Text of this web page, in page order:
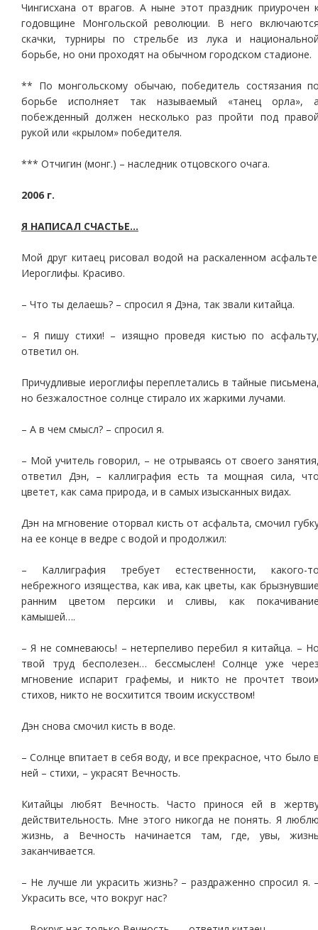
Чингисхана от врагов. А ныне этот праздник приурочен
годовщине Монгольской революции. В него
скачки, турниры по стрельбе из лука и
борьбе, но они проходят на обычном городском стадионе.
** По монгольскому обычаю, победитель состязания
борьбе исполняет так называемый «танец орла»,
побежденный должен несколько раз пройти под
рукой или «крылом» победителя.
*** Отчигин (монг.) – наследник отцовского очага.
2006 г.
Я НАПИСАЛ СЧАСТЬЕ…
Мой друг китаец рисовал водой на раскаленном
Иероглифы. Красиво.
– Что ты делаешь? – спросил я Дэна, так звали китайца.
– Я пишу стихи! – изящно проведя кистью по
ответил он.
Причудливые иероглифы переплетались в тайные
но безжалостное солнце стирало их жаркими лучами.
– А в чем смысл? – спросил я.
– Мой учитель говорил, – не отрываясь от своего
ответил Дэн, – каллиграфия есть та мощная сила,
цветет, как сама природа, и в самых изысканных видах.
Дэн на мгновение оторвал кисть от асфальта, смочил
на ее конце в ведре с водой и продолжил:
– Каллиграфия требует естественности, какого-
небрежного изящества, как ива, как цветы, как
ранним цветом персики и сливы, как
камышей….
– Я не сомневаюсь! – нетерпеливо перебил я китайца. –
твой труд бесполезен… бессмыслен! Солнце уже
мгновение испарит графемы, и никто не прочтет
стихов, никто не восхитится твоим искусством!
Дэн снова смочил кисть в воде.
– Солнце впитает в себя воду, и все прекрасное, что было
ней – стихи, – украсят Вечность.
Китайцы любят Вечность. Часто принося ей в
действительность. Мне этого никогда не понять. Я
жизнь, а Вечность начинается там, где, увы,
заканчивается.
– Не лучше ли украсить жизнь? – раздраженно спросил я.
Украсить все, что вокруг нас?